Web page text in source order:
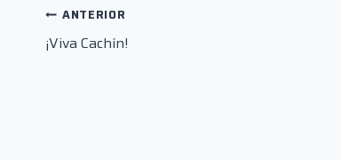
Navegación
de
ANTERIOR
¡Viva Cachín!